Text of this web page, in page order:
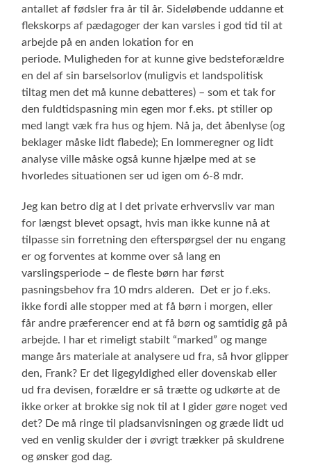
antallet af fødsler fra år til år. Sideløbende uddanne et
flekskorps af pædagoger der kan varsles i god tid til at
arbejde på en anden lokation for en
periode. Muligheden for at kunne give bedsteforældre
en del af sin barselsorlov (muligvis et landspolitisk
tiltag men det må kunne debatteres) – som et tak for
den fuldtidspasning min egen mor f.eks. pt stiller op
med langt væk fra hus og hjem. Nå ja, det åbenlyse (og
beklager måske lidt flabede); En lommeregner og lidt
analyse ville måske også kunne hjælpe med at se
hvorledes situationen ser ud igen om 6-8 mdr.
Jeg kan betro dig at I det private erhvervsliv var man
for længst blevet opsagt, hvis man ikke kunne nå at
tilpasse sin forretning den efterspørgsel der nu engang
er og forventes at komme over så lang en
varslingsperiode – de fleste børn har først
pasningsbehov fra 10 mdrs alderen. Det er jo f.eks.
ikke fordi alle stopper med at få børn i morgen, eller
får andre præferencer end at få børn og samtidig gå på
arbejde. I har et rimeligt stabilt “marked” og mange
mange års materiale at analysere ud fra, så hvor glipper
den, Frank? Er det ligegyldighed eller dovenskab eller
ud fra devisen, forældre er så trætte og udkørte at de
ikke orker at brokke sig nok til at I gider gøre noget ved
det? De må ringe til pladsanvisningen og græde lidt ud
ved en venlig skulder der i øvrigt trækker på skuldrene
og ønsker god dag.